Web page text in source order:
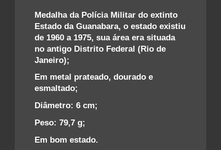
Medalha da Polícia Militar do extinto
Estado da Guanabara, o estado existiu
de 1960 a 1975, sua área era situada
no antigo Distrito Federal (Rio de
Janeiro);
Em metal prateado, dourado e
esmaltado;
Diâmetro: 6 cm;
Peso: 79,7 g;
Em bom estado.